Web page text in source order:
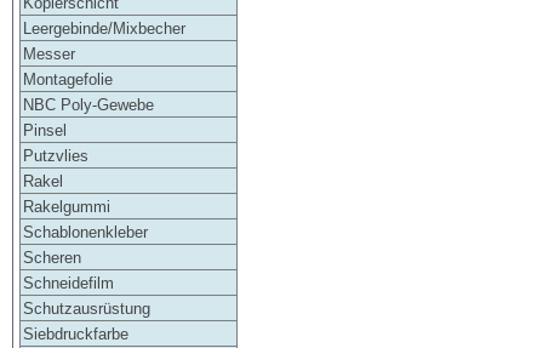
Leergebinde/Mixbecher
Messer
Montagefolie
NBC Poly-Gewebe
Pinsel
Putzvlies
Rakel
Rakelgummi
Schablonenkleber
Scheren
Schneidefilm
Schutzausrüstung
Siebdruckfarbe